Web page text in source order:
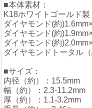
■本体素材：
K18ホワイトゴールド製
ダイヤモンド(約
ダイヤモンド(約
ダイヤモンド(約
ダイヤモンドトータル
■サイズ：
内径（約）：15.5mm
幅（約）：2.3-11.2mm
厚（約）：1.1-3.2mm